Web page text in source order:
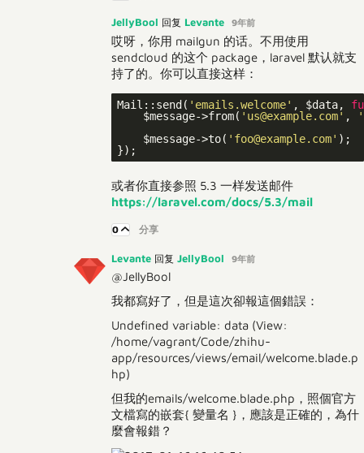
JellyBool 回复 Levante 9年前
哎呀，你用 mailgun 的话。不用使用
sendcloud 的这个 package，laravel 默认就支
持了的。你可以直接这样：
Mail::send( 'emails.welcome' , $data,
    $message->from(
'us@example.com' ,
    $message->to(
'foo@example.com' );
或者你直接参照 5.3 一样发送邮件
https://laravel.com/docs/5.3/mail
0 分享
Levante 回复 JellyBool 9年前
@JellyBool
我都寫好了，但是這次卻報這個錯誤：
Undefined variable: data (View:
/home/vagrant/Code/zhihu-
app/resources/views/email/welcome.blade.p
hp)
但我的emails/welcome.blade.php，照個官方
文檔寫的嵌套{ 變量名 }，應該是正確的，為什
麼會報錯？